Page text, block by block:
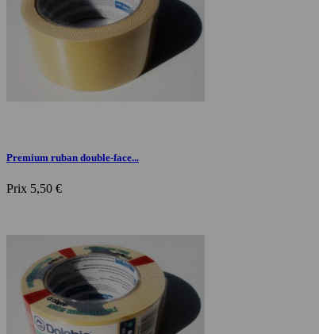
Premium ruban double-face...
Prix 5,50 €